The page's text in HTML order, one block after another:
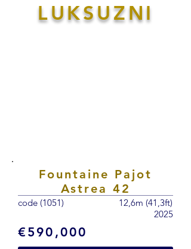
LUKSUZNI
Fountaine Pajot
Astrea 42
code (1051)
12,6m (41,3ft)
2025
€590,000